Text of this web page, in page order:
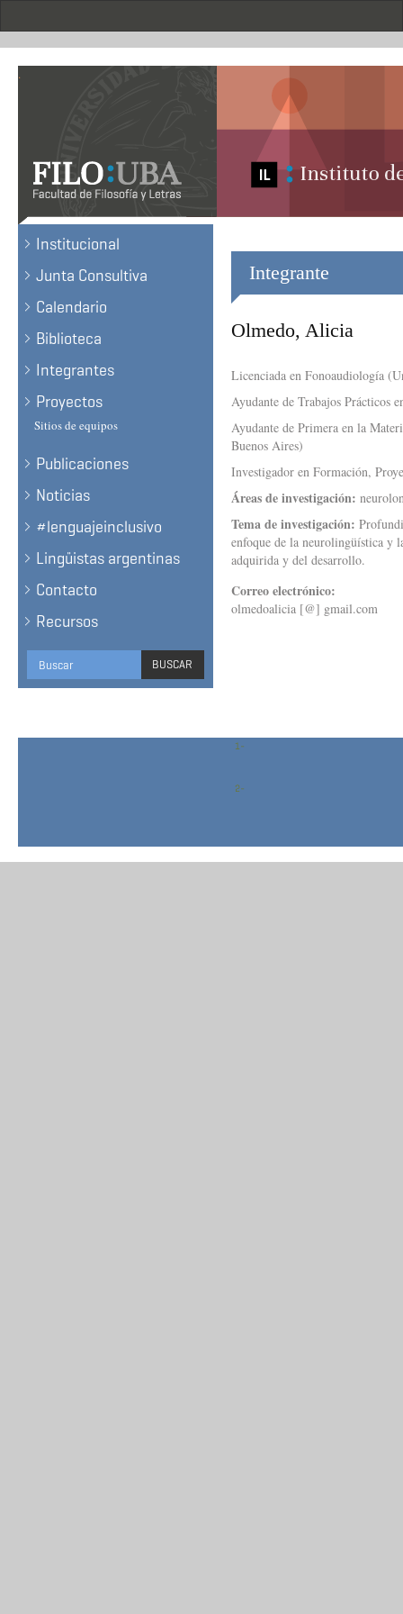
.
Institucional
Junta Consultiva
Calendario
Biblioteca
Integrantes
Proyectos
Sitios de equipos
Publicaciones
Noticias
#lenguajeinclusivo
Lingüistas argentinas
Contacto
Recursos
Formulario
de
BUSCAR
BUSCAR
Integrante
Olmedo, Alicia
Licenciada en Fonoaudiología
Ayudante de Trabajos Prácticos
Ayudante de Primera en la
Buenos Aires)
Investigador en Formación,
Áreas de investigación:
Tema de investigación:
enfoque de la neurolingüística y
adquirida y del desarrollo.
Correo electrónico:
olmedoalicia [@] gmail.com